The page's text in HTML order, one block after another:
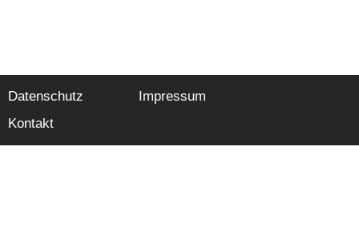
Datenschutz
Impressum
Kontakt